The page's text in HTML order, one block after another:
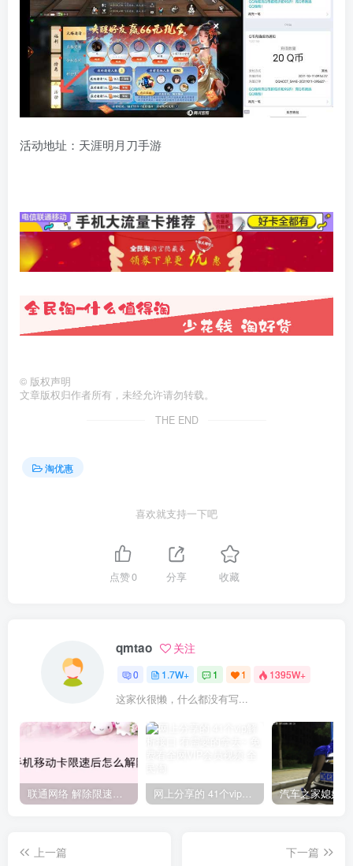
活动地址：天涯明月刀手游
© 版权声明
文章版权归作者所有，未经允许请勿转载。
THE END
淘优惠
喜欢就支持一下吧
点赞0 分享 收藏
qmtao 关注
0 1.7W+ 1 1 1395W+
这家伙很懒，什么都没有写...
联通网络 解除限速方法参考！畅享、畅玩、老白干等及其它地区自测了 网上分享的 41个vip解析接口 有需要的拿去~ 免费看全网VIP会员视频
上一篇
下一篇